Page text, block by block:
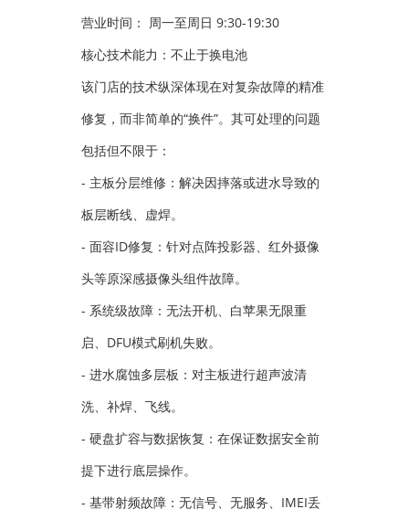
营业时间： 周一至周日 9:30-19:30
核心技术能力：不止于换电池
该门店的技术纵深体现在对复杂故障的精准
修复，而非简单的“换件”。其可处理的问题
包括但不限于：
- 主板分层维修：解决因摔落或进水导致的
板层断线、虚焊。
- 面容ID修复：针对点阵投影器、红外摄像
头等原深感摄像头组件故障。
- 系统级故障：无法开机、白苹果无限重
启、DFU模式刷机失败。
- 进水腐蚀多层板：对主板进行超声波清
洗、补焊、飞线。
- 硬盘扩容与数据恢复：在保证数据安全前
提下进行底层操作。
- 基带射频故障：无信号、无服务、IMEI丢